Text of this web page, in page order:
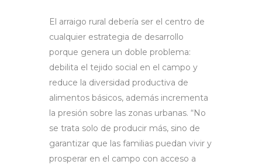
El arraigo rural debería ser el centro de
cualquier estrategia de desarrollo
porque genera un doble problema:
debilita el tejido social en el campo y
reduce la diversidad productiva de
alimentos básicos, además incrementa
la presión sobre las zonas urbanas. “No
se trata solo de producir más, sino de
garantizar que las familias puedan vivir y
prosperar en el campo con acceso a